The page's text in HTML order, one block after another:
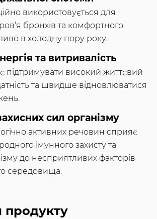
використовується для
бронхів та комфортного
в холодну пору року.
та витривалість
підтримувати високий життєвий
та швидше відновлюватися
сил організму
активних речовин сприяє
імунного захисту та
до несприятливих факторів
середовища.
продукту